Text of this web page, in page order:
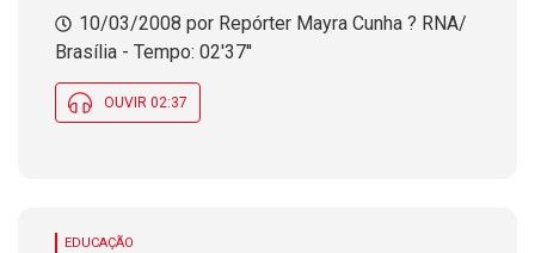
10/03/2008 por Repórter Mayra Cunha ? RNA/
Brasília - Tempo: 02'37''
OUVIR 02:37
EDUCAÇÃO